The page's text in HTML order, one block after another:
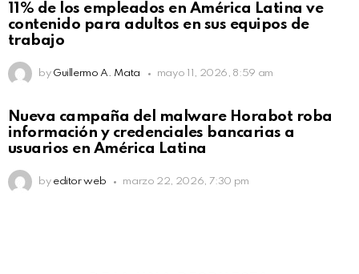
11% de los empleados en América Latina ve
contenido para adultos en sus equipos de
trabajo
by Guillermo A. Mata mayo 11, 2026, 8:59 am
Nueva campaña del malware Horabot roba
información y credenciales bancarias a
usuarios en América Latina
by editor web marzo 22, 2026, 7:30 pm